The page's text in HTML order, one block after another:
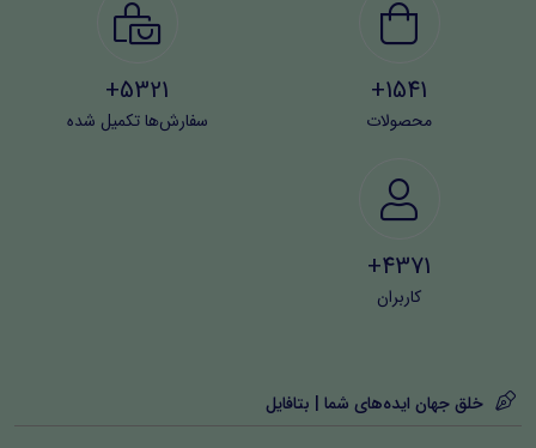
1541+
محصولات
5321+
سفارش‌ها تکمیل شده
4371+
کاربران
خلق جهان ایده‌های شما | بتافایل